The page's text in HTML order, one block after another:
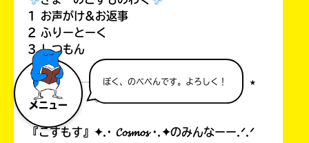
メニュー
ぼく、のべぺんです。よろしく！
1 お声がけ&お返事
2 ふりーとーく
3 しつもん
◌ ┈┈┈┈ ⋆ ┈┈┈┈ ✧ ┈┈┈┈ ⋆
┈┈┈┈ ◌
『こすもす』✦.· 𝓒𝓸𝓼𝓶𝓸𝓼 ·.✦のみんなーー.ᐟ.ᐟ